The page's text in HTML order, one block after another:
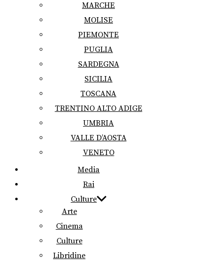
MARCHE
MOLISE
PIEMONTE
PUGLIA
SARDEGNA
SICILIA
TOSCANA
TRENTINO ALTO ADIGE
UMBRIA
VALLE D’AOSTA
VENETO
Media
Rai
Culture
Arte
Cinema
Culture
Libridine